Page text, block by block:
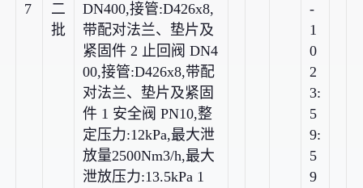
7
二
批
DN400,接管:D426x8,
带配对法兰、垫片及
紧固件 2 止回阀 DN4
00,接管:D426x8,带配
对法兰、垫片及紧固
件 1 安全阀 PN10,整
定压力:12kPa,最大泄
放量2500Nm3/h,最大
泄放压力:13.5kPa 1
-
1
0
2
3:
5
9:
5
9